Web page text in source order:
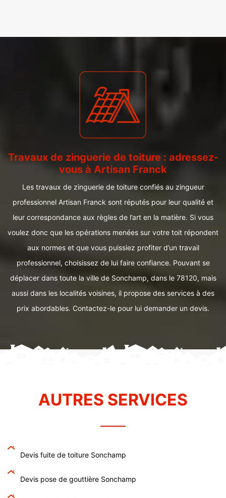
Travaux de zinguerie de toiture : adressez-
vous à Artisan Franck
Les travaux de zinguerie de toiture confiés au zingueur
professionnel Artisan Franck sont réputés pour leur qualité et
leur correspondance aux règles de l’art en la matière. Si vous
voulez donc que les opérations menées sur votre toit répondent
aux normes et que vous puissiez profiter d’un travail
professionnel, choisissez de lui faire confiance. Pouvant se
déplacer dans toute la ville de Sonchamp, dans le 78120, mais
aussi dans les localités voisines, il propose des services à des
prix abordables. Contactez-le pour lui demander un devis.
AUTRES SERVICES
Devis fuite de toiture Sonchamp
Devis pose de gouttière Sonchamp